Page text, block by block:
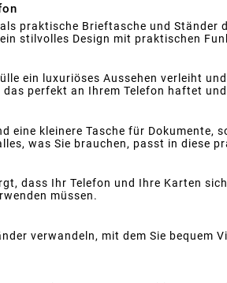
praktische Brieftasche und Ständer
stilvolles Design mit praktischen
ein luxuriöses Aussehen verleiht
perfekt an Ihrem Telefon haftet
kleinere Tasche für Dokumente,
was Sie brauchen, passt in diese
dass Ihr Telefon und Ihre Karten
müssen.
verwandeln, mit dem Sie bequem